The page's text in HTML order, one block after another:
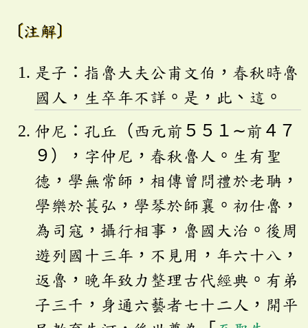
〔注解〕
是子：指魯大夫公甫文伯，春秋時魯
國人，生卒年不詳。是，此、這。
仲尼：孔丘（西元前５５１∼前４７
９），字仲尼，春秋魯人。生有聖
德，學無常師，相傳曾問禮於老聃，
學樂於萇弘，學琴於師襄。初仕魯，
為司寇，攝行相事，魯國大治。後周
遊列國十三年，不見用，年六十八，
返魯，晚年致力整理古代經典。有弟
子三千，身通六藝者七十二人，開平